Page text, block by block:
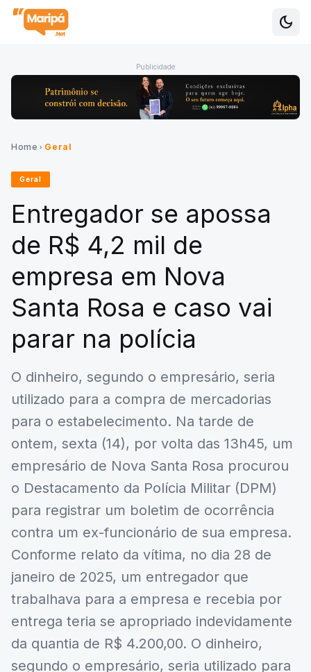
dark_mode
Publicidade
Home chevron_right Geral
Geral
Entregador se apossa
de R$ 4,2 mil de
empresa em Nova
Santa Rosa e caso vai
parar na polícia
O dinheiro, segundo o empresário, seria
utilizado para a compra de mercadorias
para o estabelecimento. Na tarde de
ontem, sexta (14), por volta das 13h45, um
empresário de Nova Santa Rosa procurou
o Destacamento da Polícia Militar (DPM)
para registrar um boletim de ocorrência
contra um ex-funcionário de sua empresa.
Conforme relato da vítima, no dia 28 de
janeiro de 2025, um entregador que
trabalhava para a empresa e recebia por
entrega teria se apropriado indevidamente
da quantia de R$ 4.200,00. O dinheiro,
segundo o empresário, seria utilizado para